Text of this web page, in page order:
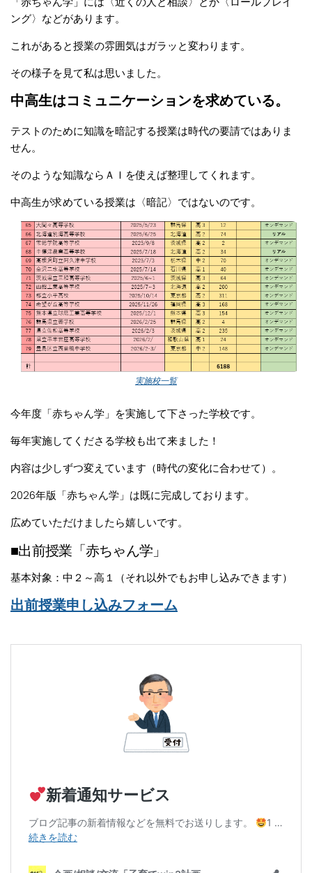
ング〉などがあります。
これがあると授業の雰囲気はガラッと変わります。
その様子を見て私は思いました。
中高生はコミュニケーションを求めている。
テストのために知識を暗記する授業は時代の要請ではありま
せん。
そのような知識ならＡＩを使えば整理してくれます。
中高生が求めている授業は〈暗記〉ではないのです。
実施校一覧
今年度「赤ちゃん学」を実施して下さった学校です。
毎年実施してくださる学校も出て来ました！
内容は少しずつ変えています（時代の変化に合わせて）。
2026年版「赤ちゃん学」は既に完成しております。
広めていただけましたら嬉しいです。
■出前授業「赤ちゃん学」
基本対象：中２～高１（それ以外でもお申し込みできます）
出前授業申し込みフォーム